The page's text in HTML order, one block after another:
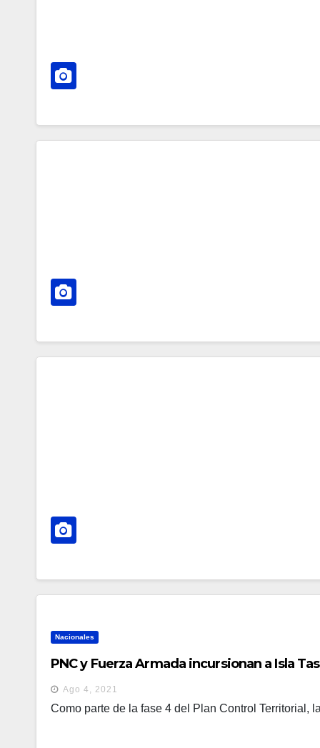
Nacionales
PNC y Fuerza Armada incursionan a Isla
Ago 4, 2021
Como parte de la fase 4 del Plan Control Territorial,